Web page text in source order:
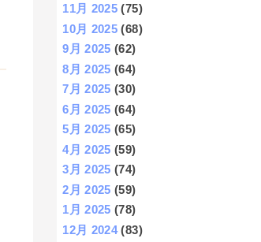
11月 2025 (75)
10月 2025 (68)
9月 2025 (62)
8月 2025 (64)
7月 2025 (30)
6月 2025 (64)
5月 2025 (65)
4月 2025 (59)
3月 2025 (74)
2月 2025 (59)
1月 2025 (78)
12月 2024(83)